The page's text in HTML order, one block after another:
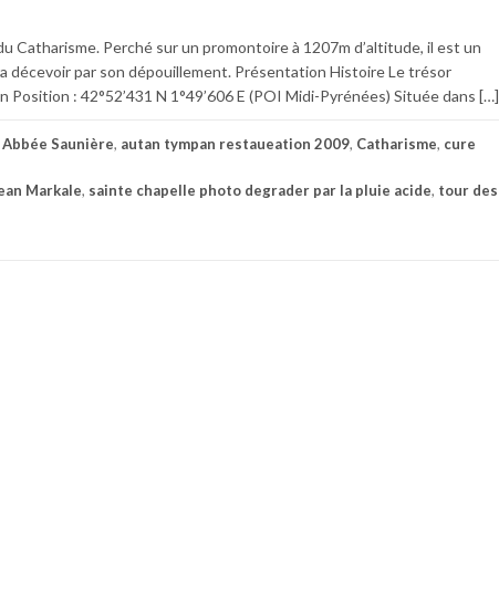
Catharisme. Perché sur un promontoire à 1207m d’altitude, il est un
décevoir par son dépouillement. Présentation Histoire Le trésor
: 42°52’431 N 1°49’606 E (POI Midi-Pyrénées) Située dans […]
Abbée Saunière, autan tympan restaueation 2009, Catharisme, cure
Markale, sainte chapelle photo degrader par la pluie acide, tour des